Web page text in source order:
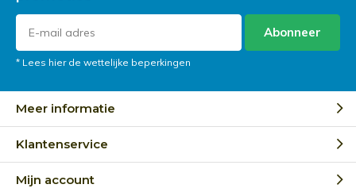
Abonneer
* Lees hier de wettelijke beperkingen
Meer informatie
Klantenservice
Mijn account